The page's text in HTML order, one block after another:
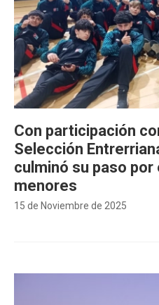
15 de Noviembre de 2025
Con participación
Selección
culminó su paso por
menores